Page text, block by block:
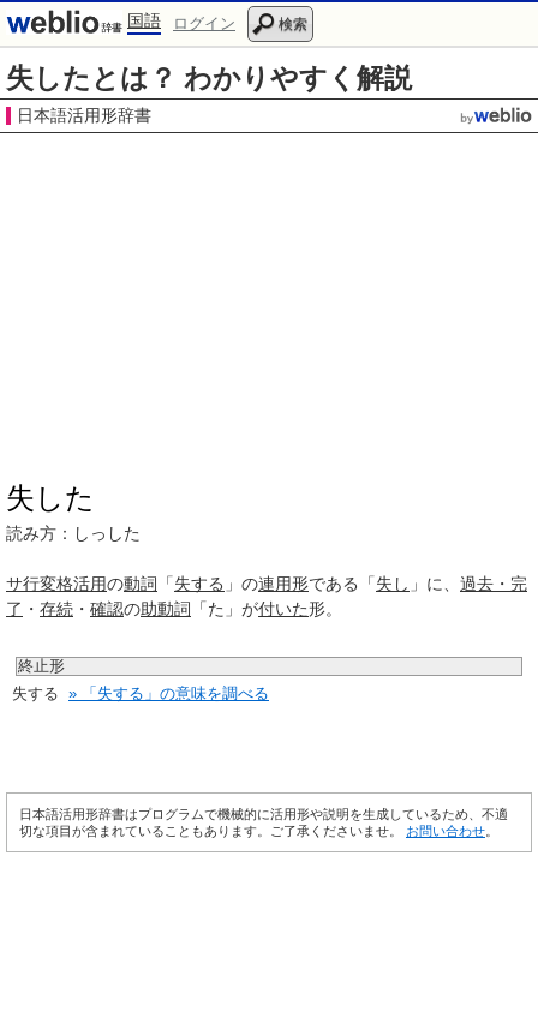
国語 ログイン 検索
失したとは？ わかりやすく解説
日本語活用形辞書
失した
読み方：しっした
サ行変格活用の動詞 「失する 」の連用形である「失し 」に、 過去・完
了 ・ 存続 ・ 確認の助動詞 「た」が付いた形。
終止形
失する » 「失する」の意味を調べる
日本語活用形辞書はプログラムで機械的に活用形や説明を生成しているため、不適
切な項目が含まれていることもあります。ご了承くださいませ。 お問い合わせ